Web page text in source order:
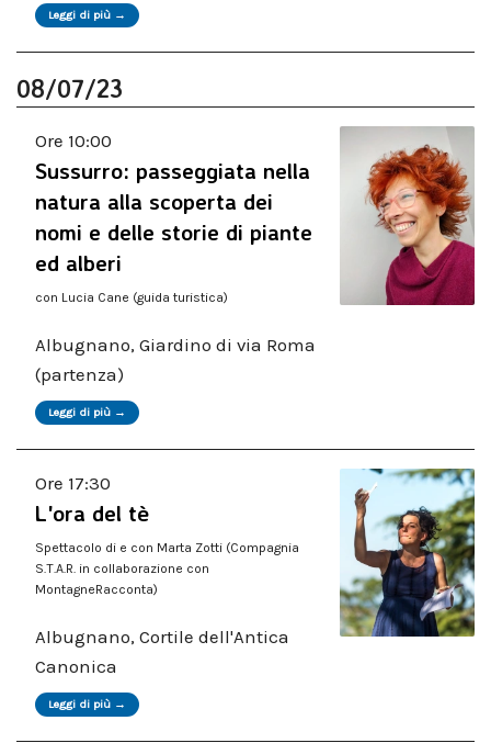
Leggi di più →
08/07/23
Ore 10:00
Sussurro: passeggiata nella
natura alla scoperta dei
nomi e delle storie di piante
ed alberi
con Lucia Cane (guida turistica)
Albugnano, Giardino di via Roma
(partenza)
Leggi di più →
Ore 17:30
L'ora del tè
Spettacolo di e con Marta Zotti (Compagnia
S.T.A.R. in collaborazione con
MontagneRacconta)
Albugnano, Cortile dell'Antica
Canonica
Leggi di più →